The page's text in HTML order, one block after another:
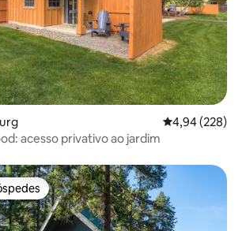
4,94 de uma
4,94 (228)
acesso privativo ao jardim